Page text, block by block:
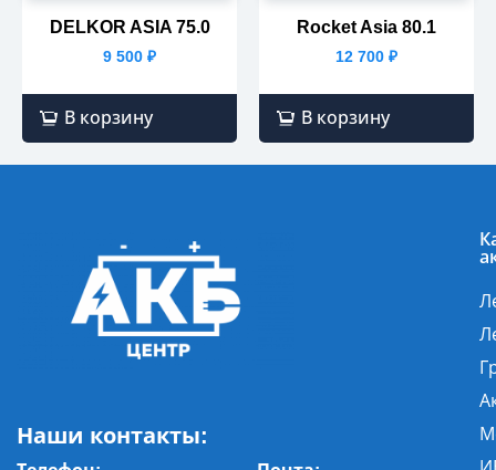
DELKOR ASIA 75.0
9 500 ₽
В корзину
Rocket Asia 80.1
12 700 ₽
В корзину
Наши контакты: